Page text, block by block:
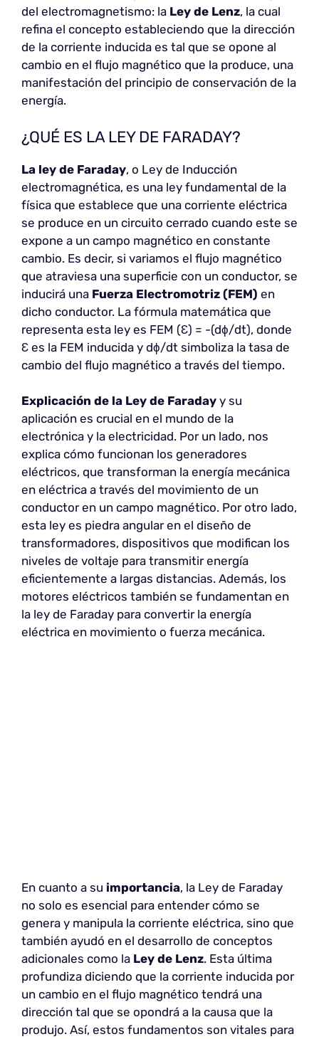
del electromagnetismo: la Ley de Lenz, la cual
refina el concepto estableciendo que la dirección
de la corriente inducida es tal que se opone al
cambio en el flujo magnético que la produce, una
manifestación del principio de conservación de la
energía.
¿QUÉ ES LA LEY DE FARADAY?
La ley de Faraday, o Ley de Inducción
electromagnética, es una ley fundamental de la
física que establece que una corriente eléctrica
se produce en un circuito cerrado cuando este se
expone a un campo magnético en constante
cambio. Es decir, si variamos el flujo magnético
que atraviesa una superficie con un conductor, se
inducirá una Fuerza Electromotriz (FEM) en
dicho conductor. La fórmula matemática que
representa esta ley es FEM (Ɛ) = -(dϕ/dt), donde
Ɛ es la FEM inducida y dϕ/dt simboliza la tasa de
cambio del flujo magnético a través del tiempo.
Explicación de la Ley de Faraday y su
aplicación es crucial en el mundo de la
electrónica y la electricidad. Por un lado, nos
explica cómo funcionan los generadores
eléctricos, que transforman la energía mecánica
en eléctrica a través del movimiento de un
conductor en un campo magnético. Por otro lado,
esta ley es piedra angular en el diseño de
transformadores, dispositivos que modifican los
niveles de voltaje para transmitir energía
eficientemente a largas distancias. Además, los
motores eléctricos también se fundamentan en
la ley de Faraday para convertir la energía
eléctrica en movimiento o fuerza mecánica.
En cuanto a su importancia, la Ley de Faraday
no solo es esencial para entender cómo se
genera y manipula la corriente eléctrica, sino que
también ayudó en el desarrollo de conceptos
adicionales como la Ley de Lenz. Esta última
profundiza diciendo que la corriente inducida por
un cambio en el flujo magnético tendrá una
dirección tal que se opondrá a la causa que la
produjo. Así, estos fundamentos son vitales para